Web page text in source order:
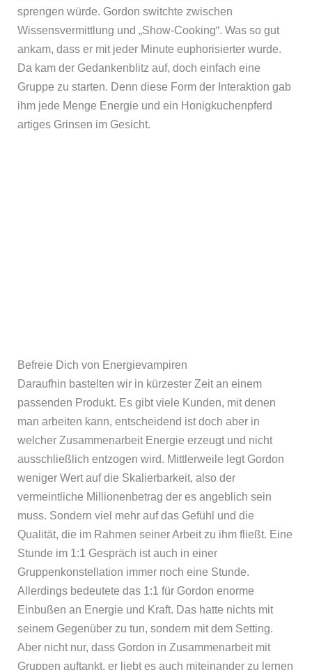
sprengen würde. Gordon switchte zwischen
Wissensvermittlung und „Show-Cooking“. Was so gut
ankam, dass er mit jeder Minute euphorisierter wurde.
Da kam der Gedankenblitz auf, doch einfach eine
Gruppe zu starten. Denn diese Form der Interaktion gab
ihm jede Menge Energie und ein Honigkuchenpferd
artiges Grinsen im Gesicht.
Befreie Dich von Energievampiren
Daraufhin bastelten wir in kürzester Zeit an einem
passenden Produkt. Es gibt viele Kunden, mit denen
man arbeiten kann, entscheidend ist doch aber in
welcher Zusammenarbeit Energie erzeugt und nicht
ausschließlich entzogen wird. Mittlerweile legt Gordon
weniger Wert auf die Skalierbarkeit, also der
vermeintliche Millionenbetrag der es angeblich sein
muss. Sondern viel mehr auf das Gefühl und die
Qualität, die im Rahmen seiner Arbeit zu ihm fließt. Eine
Stunde im 1:1 Gespräch ist auch in einer
Gruppenkonstellation immer noch eine Stunde.
Allerdings bedeutete das 1:1 für Gordon enorme
Einbußen an Energie und Kraft. Das hatte nichts mit
seinem Gegenüber zu tun, sondern mit dem Setting.
Aber nicht nur, dass Gordon in Zusammenarbeit mit
Gruppen auftankt, er liebt es auch miteinander zu lernen